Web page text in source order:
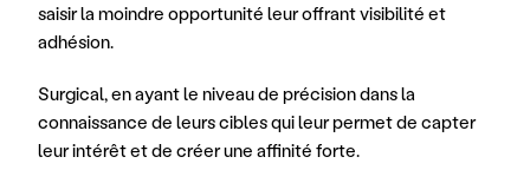
saisir la moindre opportunité leur offrant visibilité et
adhésion.
Surgical, en ayant le niveau de précision dans la
connaissance de leurs cibles qui leur permet de capter
leur intérêt et de créer une affinité forte.